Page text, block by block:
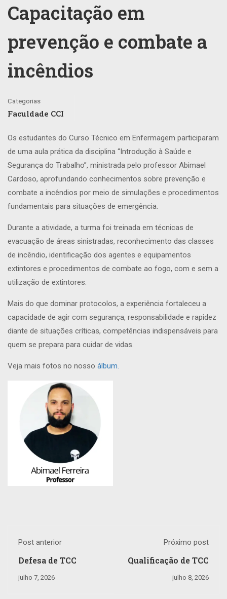
Capacitação em
prevenção e combate a
incêndios
Categorias
Faculdade CCI
Os estudantes do Curso Técnico em Enfermagem participaram
de uma aula prática da disciplina “Introdução à Saúde e
Segurança do Trabalho”, ministrada pelo professor Abimael
Cardoso, aprofundando conhecimentos sobre prevenção e
combate a incêndios por meio de simulações e procedimentos
fundamentais para situações de emergência.
Durante a atividade, a turma foi treinada em técnicas de
evacuação de áreas sinistradas, reconhecimento das classes
de incêndio, identificação dos agentes e equipamentos
extintores e procedimentos de combate ao fogo, com e sem a
utilização de extintores.
Mais do que dominar protocolos, a experiência fortaleceu a
capacidade de agir com segurança, responsabilidade e rapidez
diante de situações críticas, competências indispensáveis para
quem se prepara para cuidar de vidas.
Veja mais fotos no nosso álbum.
Post anterior
Defesa de TCC
julho 7, 2026
Próximo post
Qualificação de TCC
julho 8, 2026